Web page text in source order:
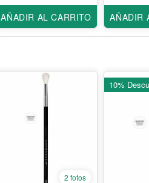
AÑADIR AL CARRITO
AÑADIR
2 fotos
10%